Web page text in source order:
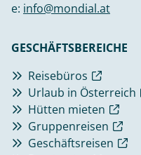
e: info@mondial.at
GESCHÄFTSBEREICHE
Reisebüros
Urlaub in Österreich
Hütten mieten
Gruppenreisen
Geschäftsreisen